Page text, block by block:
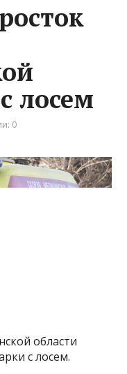
лосем
0
области
с лосем.